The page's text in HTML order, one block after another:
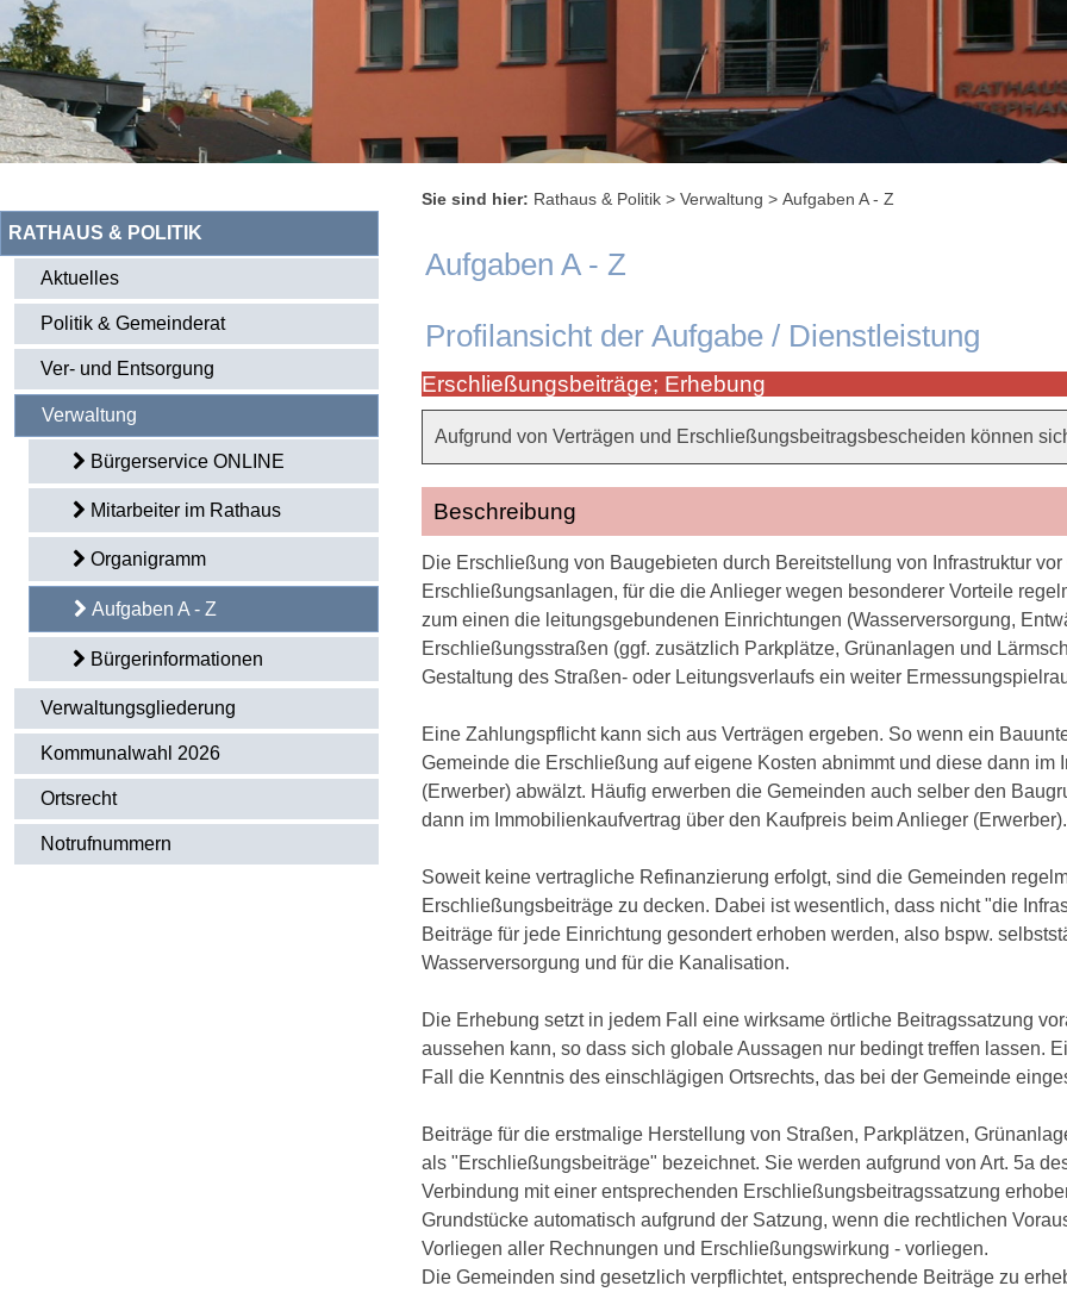
RATHAUS & POLITIK
Aktuelles
Politik & Gemeinderat
Ver- und Entsorgung
Verwaltung
Bürgerservice ONLINE
Mitarbeiter im Rathaus
Organigramm
Aufgaben A - Z
Bürgerinformationen
Verwaltungsgliederung
Kommunalwahl 2026
Ortsrecht
Notrufnummern
Sie sind hier: Rathaus & Politik > Verwaltung > Aufgaben A - Z
Aufgaben A - Z
Profilansicht der Aufgabe / Dienstleistung
Erschließungsbeiträge; Erhebung
Aufgrund von Verträgen und Erschließungsbeitragsbescheiden können
Beschreibung
Die Erschließung von Baugebieten durch Bereitstellung von Infrastruktur
Erschließungsanlagen, für die die Anlieger wegen besonderer Vorteile
zum einen die leitungsgebundenen Einrichtungen (Wasserversorgung,
Erschließungsstraßen (ggf. zusätzlich Parkplätze, Grünanlagen und
Gestaltung des Straßen- oder Leitungsverlaufs ein weiter
Eine Zahlungspflicht kann sich aus Verträgen ergeben. So wenn ein
Gemeinde die Erschließung auf eigene Kosten abnimmt und diese dann
(Erwerber) abwälzt. Häufig erwerben die Gemeinden auch selber den
dann im Immobilienkaufvertrag über den Kaufpreis beim Anlieger (Erwerber).
Soweit keine vertragliche Refinanzierung erfolgt, sind die Gemeinden
Erschließungsbeiträge zu decken. Dabei ist wesentlich, dass nicht "die
Beiträge für jede Einrichtung gesondert erhoben werden, also bspw.
Wasserversorgung und für die Kanalisation.
Die Erhebung setzt in jedem Fall eine wirksame örtliche Beitragssatzung
aussehen kann, so dass sich globale Aussagen nur bedingt treffen lassen.
Fall die Kenntnis des einschlägigen Ortsrechts, das bei der Gemeinde
Beiträge für die erstmalige Herstellung von Straßen, Parkplätzen,
als "Erschließungsbeiträge" bezeichnet. Sie werden aufgrund von Art. 5a
Verbindung mit einer entsprechenden Erschließungsbeitragssatzung
Grundstücke automatisch aufgrund der Satzung, wenn die rechtlichen
Vorliegen aller Rechnungen und Erschließungswirkung - vorliegen.
Die Gemeinden sind gesetzlich verpflichtet, entsprechende Beiträge zu